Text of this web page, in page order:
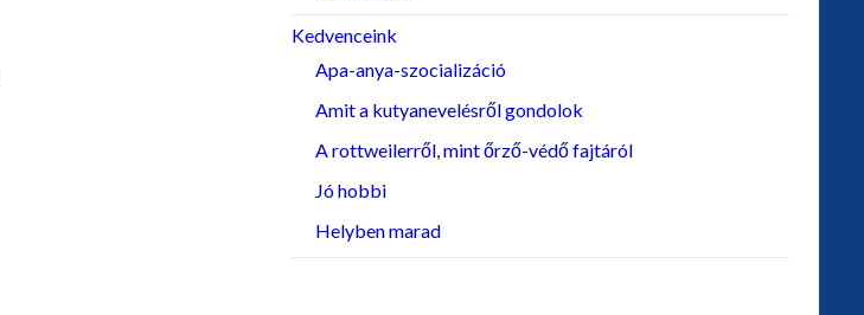
Kedvenceink
Apa-anya-szocializáció
Amit a kutyanevelésről gondolok
A rottweilerről, mint őrző-védő fajtáról
Jó hobbi
Helyben marad